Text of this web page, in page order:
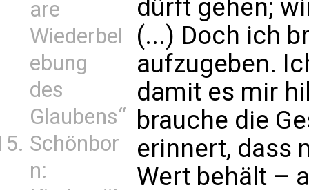
are
Wiederbel
ebung
des
Glaubens“
Schönbor
n:
dürft gehen;
(...) Doch ich
aufzugeben.
damit es mir
brauche die
erinnert, dass
Wert behält –